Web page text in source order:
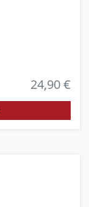
24,90 €